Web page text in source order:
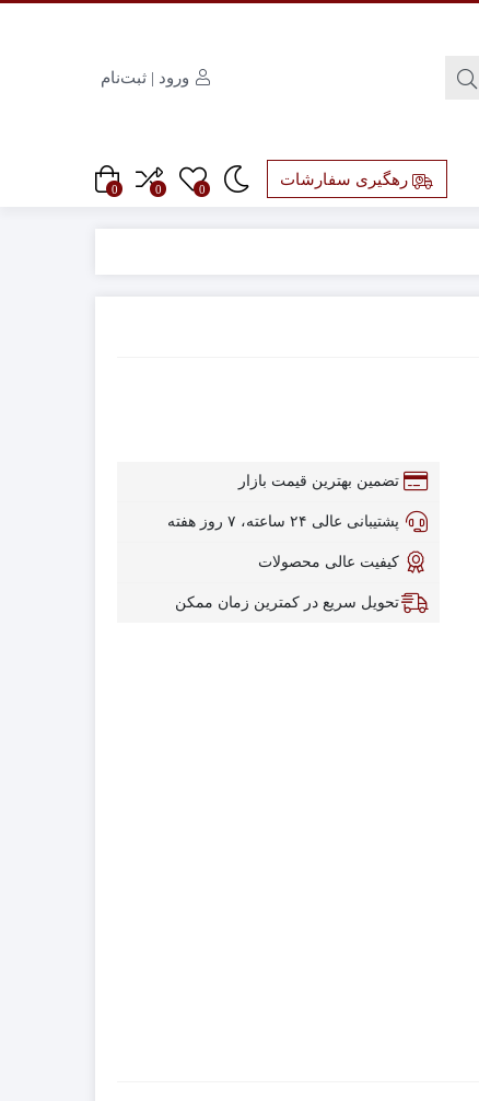
ورود | ثبت‌نام
رهگیری سفارشات
0
0
0
تضمین بهترین قیمت بازار
پشتیبانی عالی ۲۴ ساعته، ۷ روز هفته
کیفیت عالی محصولات
تحویل سریع در کمترین زمان ممکن